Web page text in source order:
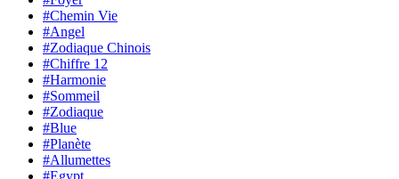
#Chemin Vie
#Angel
#Zodiaque Chinois
#Chiffre 12
#Harmonie
#Sommeil
#Zodiaque
#Blue
#Planète
#Allumettes